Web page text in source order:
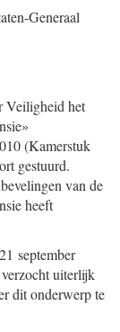
Generaal
Veiligheid het
(Kamerstuk
gestuurd.
van de
heeft
september
uiterlijk
dit onderwerp te